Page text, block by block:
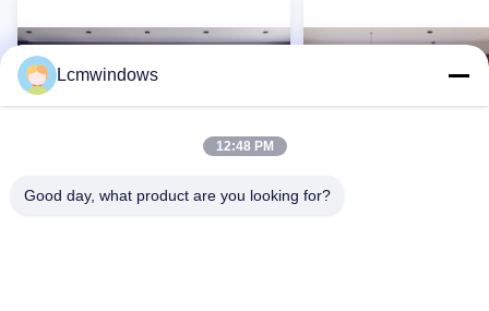
Lcmwindows
12:48 PM
Good day, what product are you looking for?